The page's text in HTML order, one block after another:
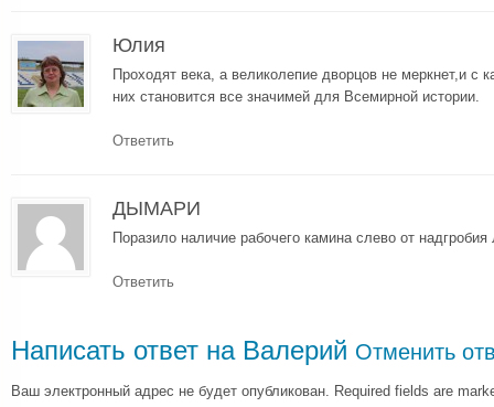
Юлия
Проходят века, а великолепие дворцов не меркнет,и с
них становится все значимей для Всемирной истории.
Ответить
ДЫМАРИ
Поразило наличие рабочего камина слево от
Ответить
Написать ответ на Валерий Отменить
Ваш электронный адрес не будет опубликован. Required fields are